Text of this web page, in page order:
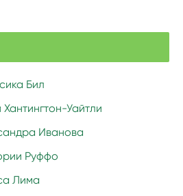
Бил
Уайтли
Иванова
Руффо
Лима